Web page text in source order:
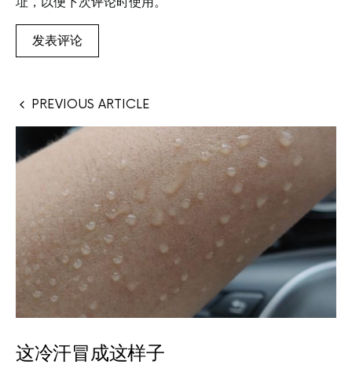
PREVIOUS ARTICLE
这冷汗冒成这样子